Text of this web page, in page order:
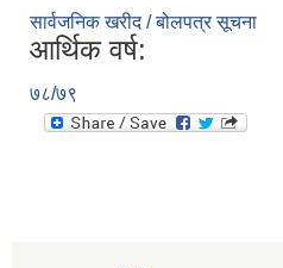
सार्वजनिक खरीद / बोलपत्र सूचना
आर्थिक वर्ष:
७८/७९